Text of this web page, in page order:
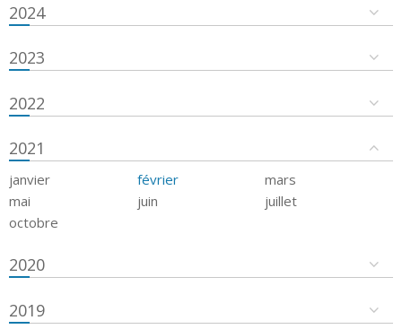
2024
2023
2022
2021
janvier février
mars
mai
juin
juillet
octobre
2020
2019